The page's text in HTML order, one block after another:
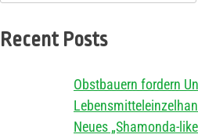
Recent Posts
Obstbauern fordern
Neues „Shamonda-